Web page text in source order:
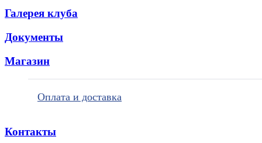
Галерея клуба
Документы
Магазин
Оплата и доставка
Контакты